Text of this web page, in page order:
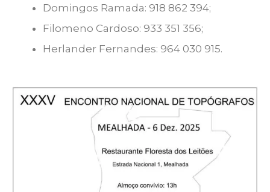
Domingos Ramada: 918 862 394;
Filomeno Cardoso: 933 351 356;
Herlander Fernandes: 964 030 915.